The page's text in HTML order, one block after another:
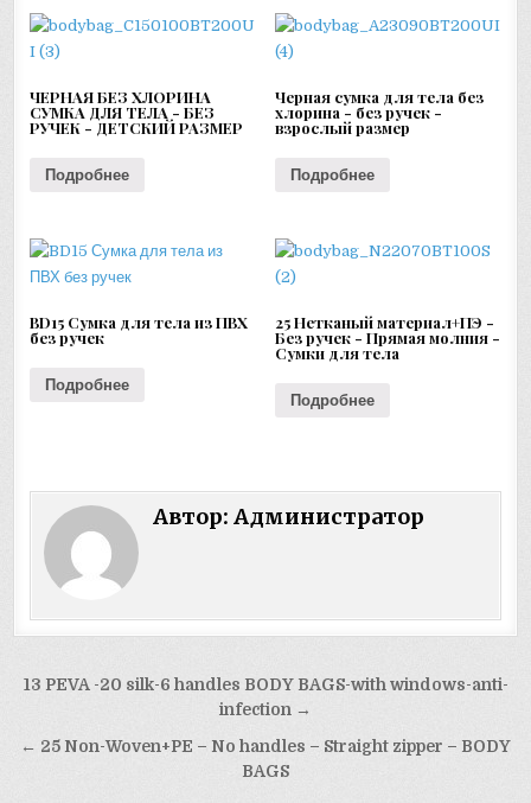
ЧЕРНАЯ БЕЗ ХЛОРИНА
СУМКА ДЛЯ ТЕЛА - БЕЗ
РУЧЕК - ДЕТСКИЙ РАЗМЕР
Подробнее
Черная сумка для тела без
хлорина - без ручек -
взрослый размер
Подробнее
BD15 Сумка для тела из ПВХ
без ручек
Подробнее
25 Нетканый материал+ПЭ -
Без ручек - Прямая молния -
Сумки для тела
Подробнее
Автор:Администратор
Навигация
записям
13 PEVA -20 silk-6 handles BODY BAGS-with windows-anti-
infection →
← 25 Non-Woven+PE – No handles – Straight zipper – BODY
BAGS